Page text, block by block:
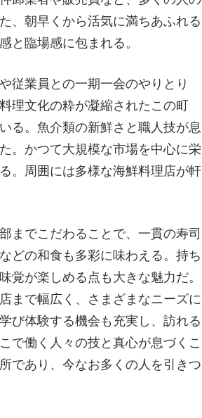
、朝早くから活気に満ちあふれる
臨場感に包まれる。
従業員との一期一会のやりとり
理文化の粋が凝縮されたこの町
る。魚介類の新鮮さと職人技が息
。かつて大規模な市場を中心に栄
。周囲には多様な海鮮料理店が軒
までこだわることで、一貫の寿司
どの和食も多彩に味わえる。持ち
が楽しめる点も大きな魅力だ。
まで幅広く、さまざまなニーズに
び体験する機会も充実し、訪れる
で働く人々の技と真心が息づくこ
であり、今なお多くの人を引きつ